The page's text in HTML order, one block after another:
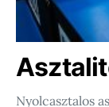
Nyolcasztalos